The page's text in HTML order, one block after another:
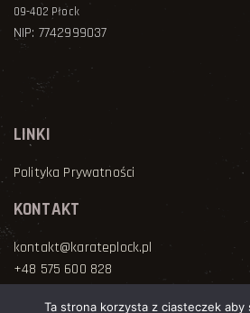
09-402 Płock
NIP: 7742999037
LINKI
Polityka Prywatności
KONTAKT
kontakt@karateplock.pl
+48 575 600 828
Ta strona korzysta z ciasteczek aby